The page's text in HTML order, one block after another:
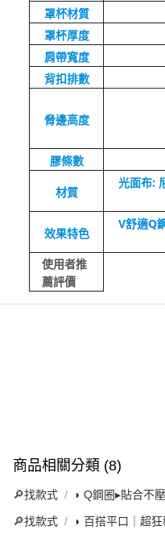
罩杯材質
罩杯厚度
肩帶寬度
背扣排數
脅邊高度
膠條數
材質
光面布:
效果特色
V舒適Q
使用者推
薦評價
商品相關分類 (8)
🔎找款式 ◗ Q鋼圈▸貼合不
🔎找款式 ◗ 百搭平口｜超